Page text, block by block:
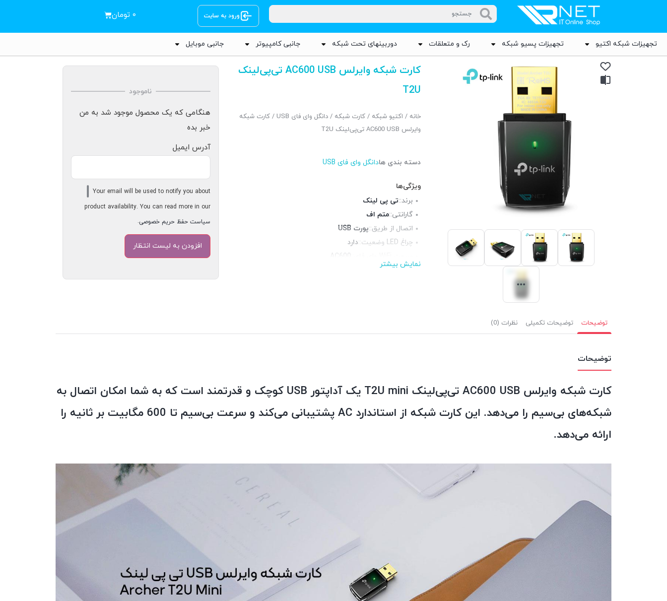
ورود به سایت ۰ تومان
تجهیزات شبکه اکتیو تجهیزات پسیو شبکه رک و متعلقات دوربینهای تحت شبکه جانبی کامپیوتر جانبی موبایل
کارت شبکه وایرلس AC600 USB تی‌پی‌لینک
T2U
خانه / اکتیو شبکه /کارت شبکه /دانگل وای فای USB
/ کارت شبکه
وایرلس AC600 USB تی‌پی‌لینک T2U
دسته بندی هادانگل وای فای USB
ویژگی‌ها
برند::تی پی لینک
گارانتی::متم اف
اتصال از طریق::پورت USB
چراغ LED وضعیت::
دارد
AC600
فرکانس::
دوبانده (2.4 و 5 گیگاهرتز)
نمایش بیشتر
ناموجود
هنگامی که یک محصول موجود شد به من
خبر بده
آدرس ایمیل
Your email will be used to notify you about
product availability. You can read more in our
سیاست حفظ حریم خصوصی.
توضیحات توضیحات تکمیلی نظرات (0)
توضیحات
کارت شبکه وایرلس AC600 USB تی‌پی‌لینک T2U mini یک آداپتور USB کوچک و قدرتمند است که به شما امکان اتصال به
شبکه‌های بی‌سیم را می‌دهد. این کارت شبکه از استاندارد AC پشتیبانی می‌کند و سرعت بی‌سیم تا 600 مگابیت بر ثانیه را
ارائه می‌دهد.